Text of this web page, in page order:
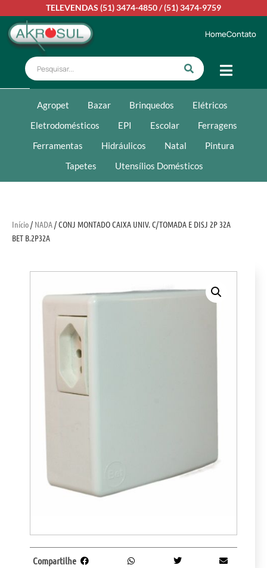
TELEVENDAS (51) 3474-4850/(51) 3474-9759
HomeContato
Agropet Bazar Brinquedos
Elétricos
Eletrodomésticos
EPI Escolar
Ferragens
Ferramentas
Hidráulicos Natal
Pintura
Tapetes
Utensílios Domésticos
Início/ NADA/ CONJ MONTADO CAIXA UNIV. C/TOMADA E DISJ 2P 32A
BET B.2P32A
Compartilhe